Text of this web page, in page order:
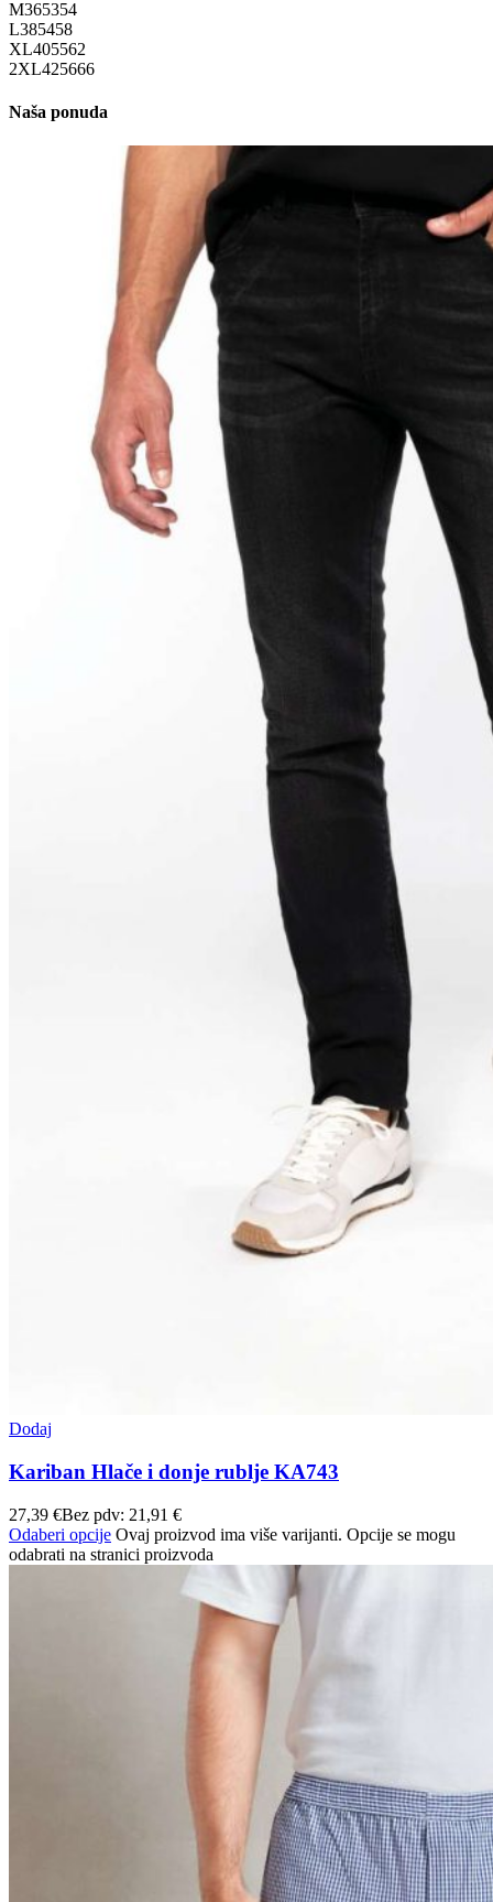
M365354
L385458
XL405562
2XL425666
Naša ponuda
Dodaj
Kariban Hlače i donje rublje KA743
27,39 €Bez pdv: 21,91 €
Odaberi opcije Ovaj proizvod ima više varijanti. Opcije se mogu
odabrati na stranici proizvoda